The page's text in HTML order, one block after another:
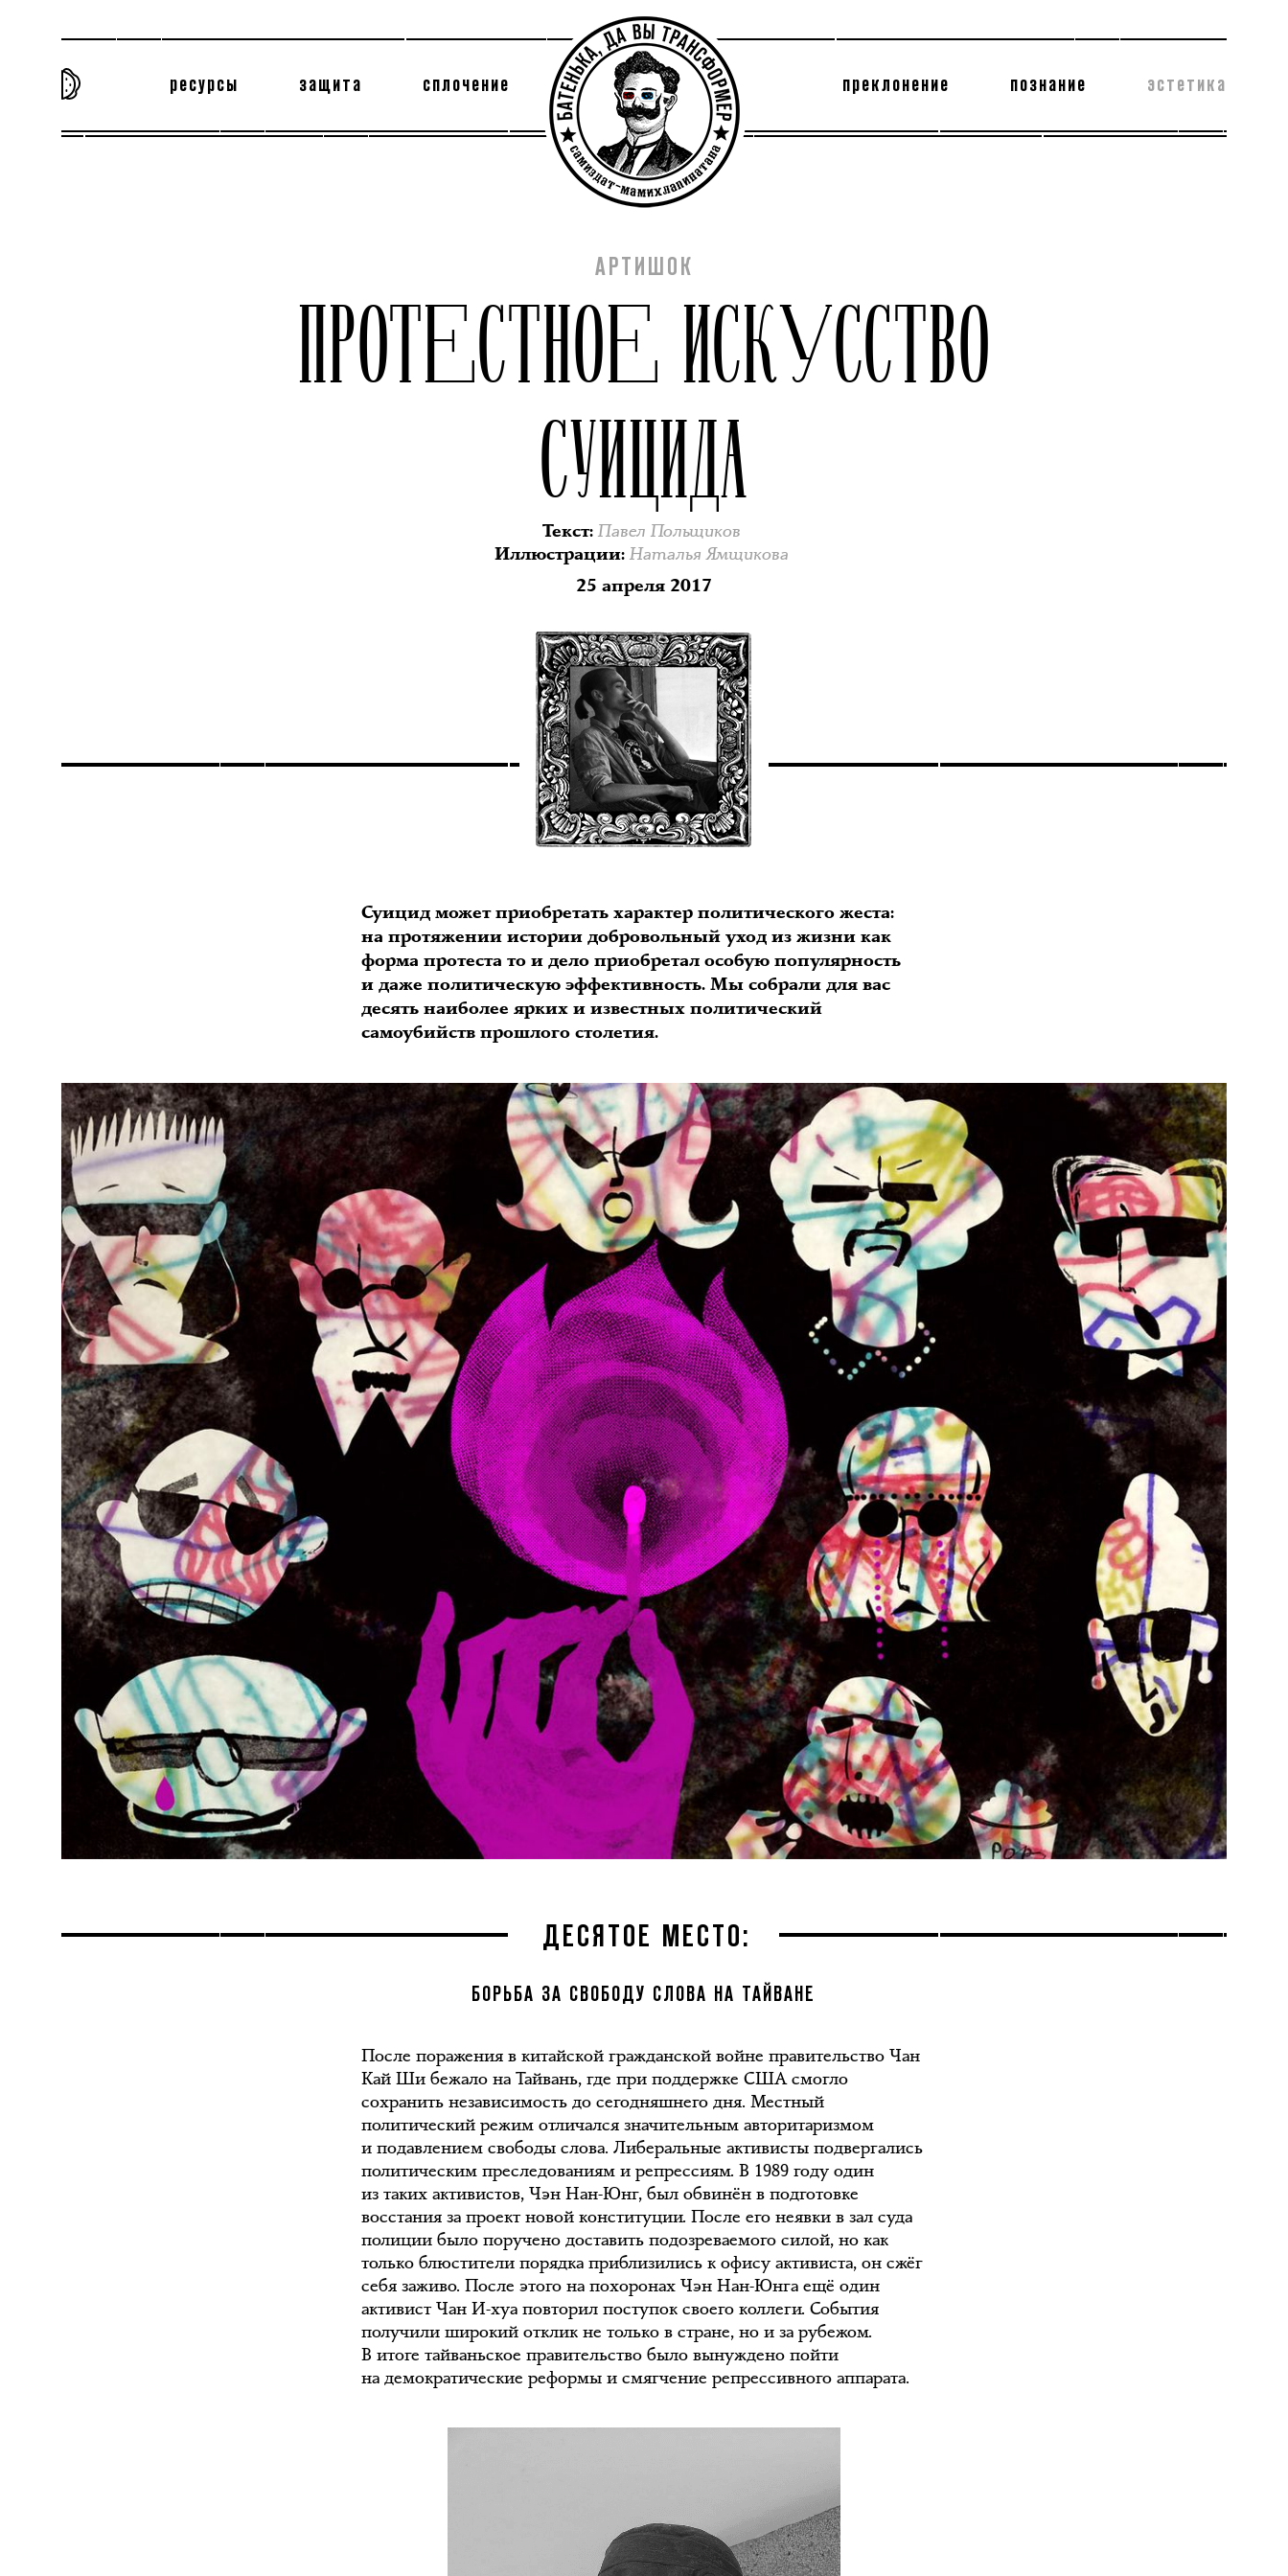
ресурсы защита сплочение преклонение познание эстетика
АРТИШОК
ПРОТЕСТНОЕ ИСКУССТВО
СУИЦИДА
Текст: Павел Польщиков
Иллюстрации: Наталья Ямщикова
25 апреля 2017
Суицид может приобретать характер политического жеста:
на протяжении истории добровольный уход из жизни как
форма протеста то и дело приобретал особую популярность
и даже политическую эффективность. Мы собрали для вас
десять наиболее ярких и известных политический
самоубийств прошлого столетия.
ДЕСЯТОЕ МЕСТО:
БОРЬБА ЗА СВОБОДУ СЛОВА НА ТАЙВАНЕ
После поражения в китайской гражданской войне правительство Чан
Кай Ши бежало на Тайвань, где при поддержке США смогло
сохранить независимость до сегодняшнего дня. Местный
политический режим отличался значительным авторитаризмом
и подавлением свободы слова. Либеральные активисты подвергались
политическим преследованиям и репрессиям. В 1989 году один
из таких активистов, Чэн Нан-Юнг, был обвинён в подготовке
восстания за проект новой конституции. После его неявки в зал суда
полиции было поручено доставить подозреваемого силой, но как
только блюстители порядка приблизились к офису активиста, он сжёг
себя заживо. После этого на похоронах Чэн Нан-Юнга ещё один
активист Чан И-хуа повторил поступок своего коллеги. События
получили широкий отклик не только в стране, но и за рубежом.
В итоге тайваньское правительство было вынуждено пойти
на демократические реформы и смягчение репрессивного аппарата.